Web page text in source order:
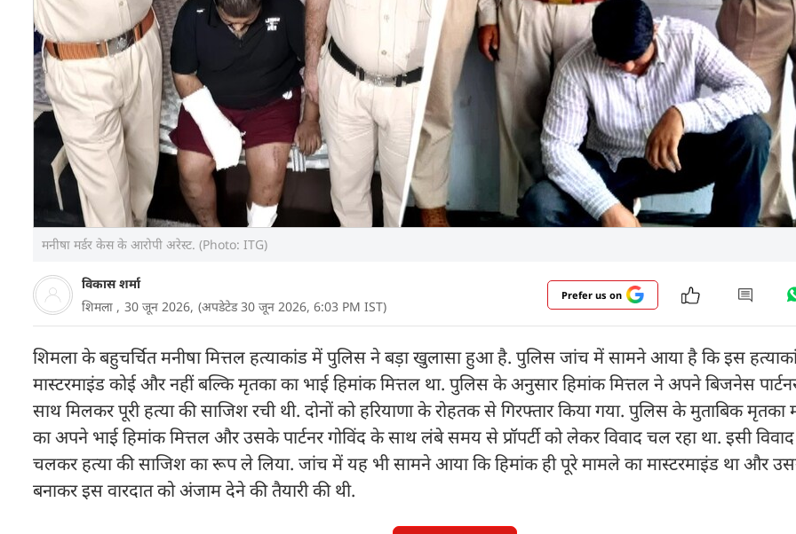
मनीषा मर्डर केस के आरोपी अरेस्ट. (Photo: ITG)
विकास शर्मा
शिमला , 30 जून 2026, (अपडेटेड 30 जून 2026, 6:03 PM IST)
Prefer us on
शिमला के बहुचर्चित मनीषा मित्तल हत्याकांड में पुलिस ने बड़ा खुलासा हुआ है. पुलिस जांच में सामने आया है कि इस
मास्टरमाइंड कोई और नहीं बल्कि मृतका का भाई हिमांक मित्तल था. पुलिस के अनुसार हिमांक मित्तल ने अपने बिजनेस
साथ मिलकर पूरी हत्या की साजिश रची थी. दोनों को हरियाणा के रोहतक से गिरफ्तार किया गया. पुलिस के मुताबिक मृतका
का अपने भाई हिमांक मित्तल और उसके पार्टनर गोविंद के साथ लंबे समय से प्रॉपर्टी को लेकर विवाद चल रहा था. इसी
चलकर हत्या की साजिश का रूप ले लिया. जांच में यह भी सामने आया कि हिमांक ही पूरे मामले का मास्टरमाइंड था और
बनाकर इस वारदात को अंजाम देने की तैयारी की थी.